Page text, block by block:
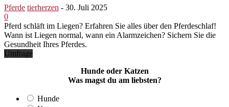
Pferde tierherzen - 30. Juli 2025
0
Pferd schläft im Liegen? Erfahren Sie alles über den Pferdeschlaf!
Wann ist Liegen normal, wann ein Alarmzeichen? Sichern Sie die
Gesundheit Ihres Pferdes.
Umfrage
Hunde oder Katzen
Was magst du am liebsten?
Hunde